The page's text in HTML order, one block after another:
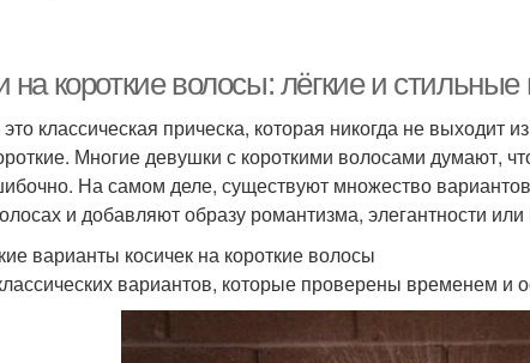
прически
мужчин
Прическа на длинные
на короткие волосы: лёгкие и
классическая прическа, которая никогда не выходит
Многие девушки с короткими волосами думают,
На самом деле, существуют множество
и добавляют образу романтизма, элегантности или
варианты косичек на короткие волосы
вариантов, которые проверены временем и